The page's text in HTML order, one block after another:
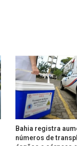
Bahia registra
números de